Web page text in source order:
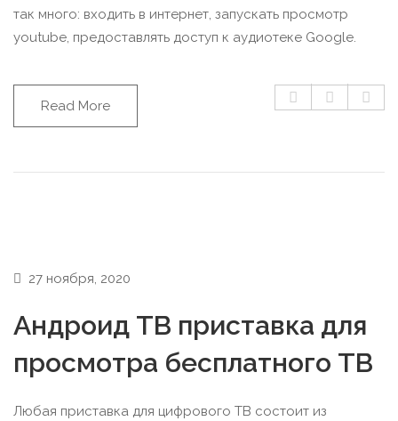
так много: входить в интернет, запускать просмотр
youtube, предоставлять доступ к аудиотеке Google.
Read More
27 ноября, 2020
Андроид ТВ приставка для
просмотра бесплатного ТВ
Любая приставка для цифрового ТВ состоит из